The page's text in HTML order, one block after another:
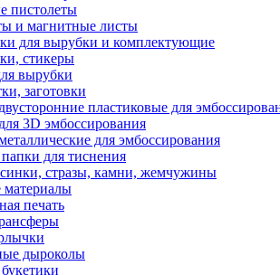
пистолеты
и магнитные листы
для вырубки и комплектующие
стикеры
вырубки
заготовки
пластиковые для
3D эмбоссирования
для эмбоссирования
для тиснения
стразы, камни, жемчужины
печать
дыроколы